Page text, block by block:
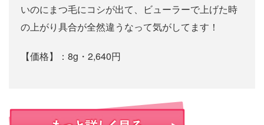
いのにまつ毛にコシが出て、ビューラーで上げた時
の上がり具合が全然違うなって気がしてます！
【価格】：8g・2,640円